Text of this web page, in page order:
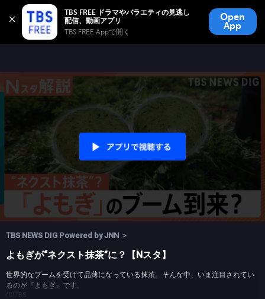
TBS FREE ドラマやバラエティの見逃し
TBS FREE Appで開く
Open
App
TBS FREE
無料見逃し配信
TBS NEWS DIG Powered by JNN ＞
よもぎが“ネクスト抹茶”に？【Nスタ】
世界的なブームを受けて品薄になっている抹茶。そんな中、いま注目されてい
るのが『よもぎ』です。
(C)TBS